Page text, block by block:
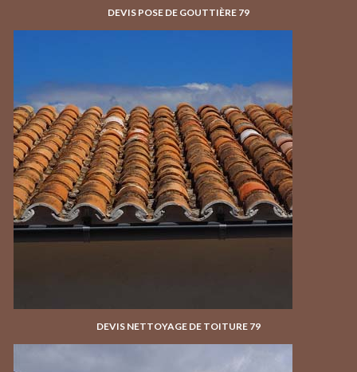
DEVIS POSE DE GOUTTIÈRE 79
DEVIS NETTOYAGE DE TOITURE 79